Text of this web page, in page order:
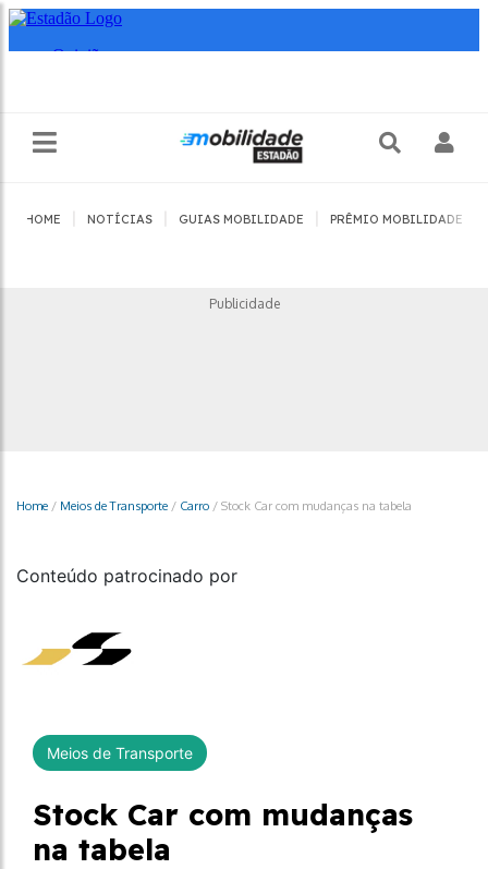
HOME NOTÍCIAS GUIAS MOBILIDADE PRÊMIO MOBILIDADE
Publicidade
Home / Meios de Transporte / Carro / Stock Car com mudanças na tabela
Conteúdo patrocinado por
Meios de Transporte
Stock Car com mudanças
na tabela